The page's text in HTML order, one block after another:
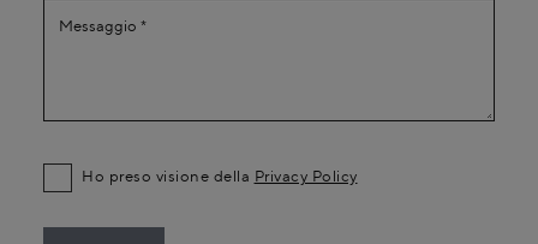
Ho preso visione della Privacy Policy